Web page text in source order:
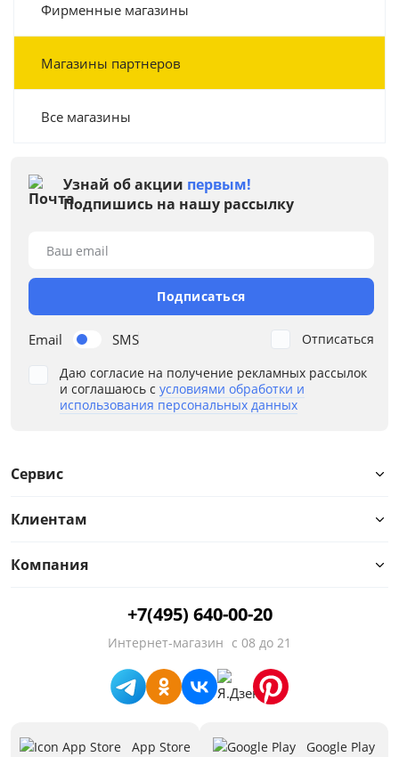
Фирменные магазины
Магазины партнеров
Все магазины
Узнай об акции первым!
Подпишись на нашу рассылку
Email SMS
Ваш email
Подписаться
Даю согласие на получение рекламных рассылок
и соглашаюсь с условиями обработки и
использования персональных данных
Отписаться
Сервис
Клиентам
Компания
+7(495) 640-00-20
Интернет-магазин с 08 до 21
App Store Google Play